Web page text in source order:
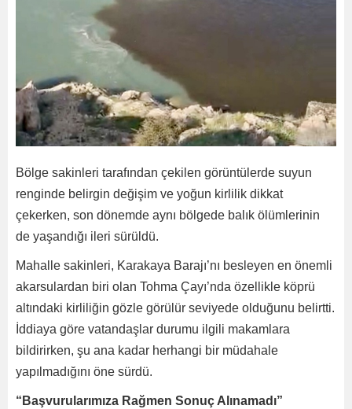
Bölge sakinleri tarafından çekilen görüntülerde suyun
renginde belirgin değişim ve yoğun kirlilik dikkat
çekerken, son dönemde aynı bölgede balık ölümlerinin
de yaşandığı ileri sürüldü.
Mahalle sakinleri, Karakaya Barajı’nı besleyen en önemli
akarsulardan biri olan Tohma Çayı’nda özellikle köprü
altındaki kirliliğin gözle görülür seviyede olduğunu belirtti.
İddiaya göre vatandaşlar durumu ilgili makamlara
bildirirken, şu ana kadar herhangi bir müdahale
yapılmadığını öne sürdü.
“Başvurularımıza Rağmen Sonuç Alınamadı”